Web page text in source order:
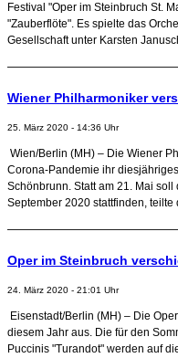
Festival "Oper im Steinbruch St.
"Zauberflöte". Es spielte das
Gesellschaft unter Karsten
Wiener Philharmoniker
25. März 2020 - 14:36 Uhr
Wien/Berlin (MH) – Die Wiener
Corona-Pandemie ihr
Schönbrunn. Statt am 21. Mai
September 2020 stattfinden, teilte
Oper im Steinbruch
24. März 2020 - 21:01 Uhr
Eisenstadt/Berlin (MH) – Die
diesem Jahr aus. Die für den
Puccinis "Turandot" werden auf